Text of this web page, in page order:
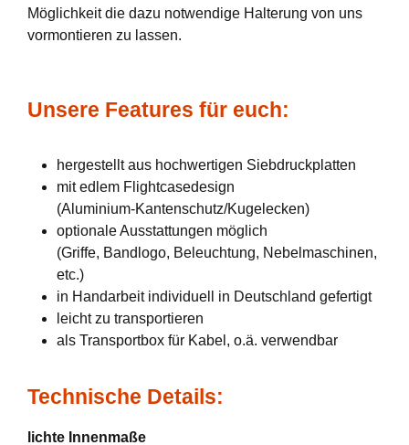
Möglichkeit die dazu notwendige Halterung von uns
vormontieren zu lassen.
Unsere Features für euch:
hergestellt aus hochwertigen Siebdruckplatten
mit edlem Flightcasedesign
(Aluminium-Kantenschutz/Kugelecken)
optionale Ausstattungen möglich
(Griffe, Bandlogo, Beleuchtung, Nebelmaschinen,
etc.)
in Handarbeit individuell in Deutschland gefertigt
leicht zu transportieren
als Transportbox für Kabel, o.ä. verwendbar
Technische Details:
lichte Innenmaße